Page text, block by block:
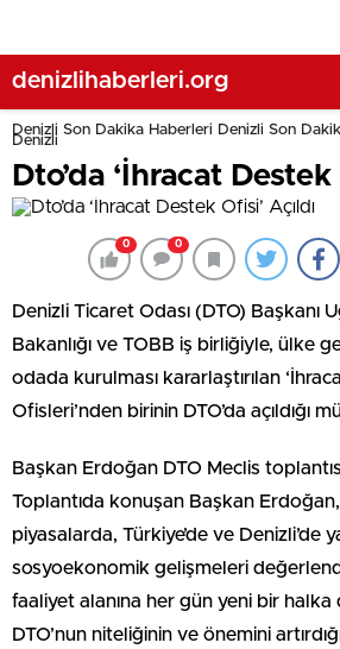
denizlihaberleri.org
Denizli Son Dakika Haberleri Denizli Son
Denizli
Dto’da ‘İhracat Destek
0 0
Denizli Ticaret Odası (DTO) Başkanı
Bakanlığı ve TOBB iş birliğiyle, ülke
odada kurulması kararlaştırılan
Ofisleri’nden birinin DTO’da açıldığı
Başkan Erdoğan DTO Meclis
Toplantıda konuşan Başkan Erdoğan,
piyasalarda, Türkiye’de ve Denizli’de
sosyoekonomik gelişmeleri
faaliyet alanına her gün yeni bir halka
DTO’nun niteliğinin ve önemini